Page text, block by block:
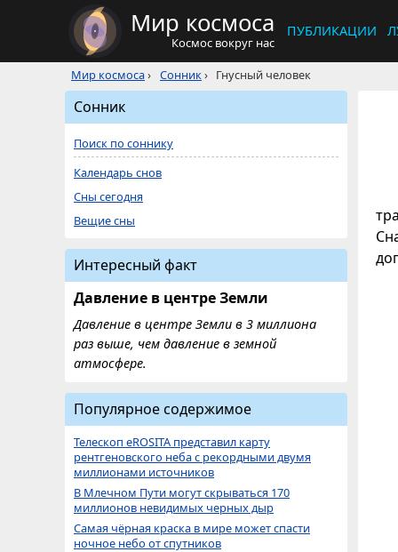
Мир космоса
Космос вокруг нас
ПУБЛИКАЦИИ
Мир космоса› Сонник› Гнусный человек
Сонник
Поиск по соннику
Календарь снов
Сны сегодня
Вещие сны
Интересный факт
Давление в центре Земли
Давление в центре Земли в 3 миллиона
раз выше, чем давление в земной
атмосфере.
Популярное содержимое
Телескоп eROSITA представил карту
рентгеновского неба с рекордными двумя
миллионами источников
В Млечном Пути могут скрываться 170
миллионов невидимых черных дыр
Самая чёрная краска в мире может спасти
ночное небо от спутников